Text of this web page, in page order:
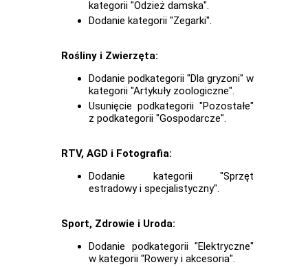
kategorii "Odzież damska".
Dodanie kategorii "Zegarki".
Rośliny i Zwierzęta:
Dodanie podkategorii "Dla gryzoni" w
kategorii "Artykuły zoologiczne".
Usunięcie podkategorii "Pozostałe"
z podkategorii "Gospodarcze".
RTV, AGD i Fotografia:
Dodanie kategorii "Sprzęt
estradowy i specjalistyczny".
Sport, Zdrowie i Uroda:
Dodanie podkategorii "Elektryczne"
w kategorii "Rowery i akcesoria".